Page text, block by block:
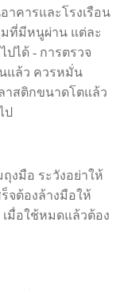
าคารและโรงเรือน
มที่มีหนูผ่าน แต่ละ
ปได้ - การตรวจ
แล้ว ควรหมั่น
าสติกขนาดโตแล้ว
งมือ ระวังอย่าให้
จต้องล้างมือให้
มื่อใช้หมดแล้วต้อง